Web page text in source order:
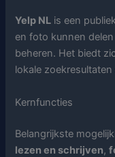
Yelp NL is een
en foto kunnen
beheren. Het biedt
lokale
Kernfuncties
Belangrijkste
lezen en schrijven,